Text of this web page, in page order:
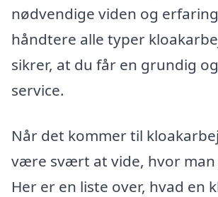
nødvendige viden og
håndtere alle typer
sikrer, at du får en grundig
service.
Når det kommer til
være svært at vide, hvor man
Her er en liste over, hvad en